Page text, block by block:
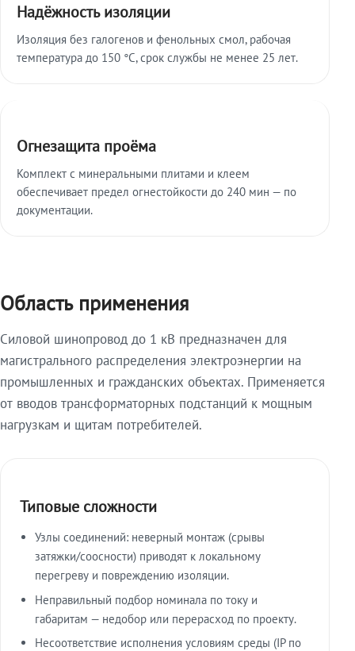
Надёжность изоляции
Изоляция без галогенов и фенольных смол, рабочая
температура до 150 °C, срок службы не менее 25 лет.
Огнезащита проёма
Комплект с минеральными плитами и клеем
обеспечивает предел огнестойкости до 240 мин — по
документации.
Область применения
Силовой шинопровод до 1 кВ предназначен для
магистрального распределения электроэнергии на
промышленных и гражданских объектах. Применяется
от вводов трансформаторных подстанций к мощным
нагрузкам и щитам потребителей.
Типовые сложности
Узлы соединений: неверный монтаж (срывы
затяжки/соосности) приводят к локальному
перегреву и повреждению изоляции.
Неправильный подбор номинала по току и
габаритам — недобор или перерасход по проекту.
Несоответствие исполнения условиям среды (IP по